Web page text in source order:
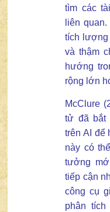
tìm các
liên
tích lượng
và thậm
hướng
rộng lớn
McClure
tử đã bắt
trên AI để
này có
tưởng
tiếp cận
công cụ
phân